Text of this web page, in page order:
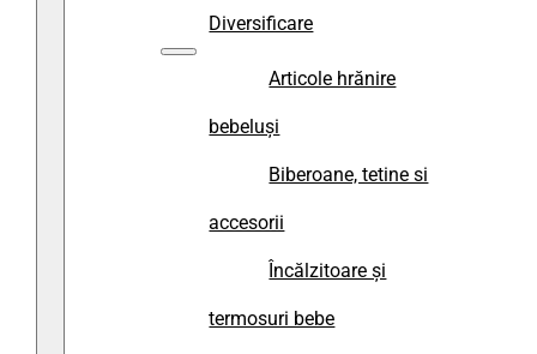
Diversificare
Articole hrănire
bebeluși
Biberoane, tetine si
accesorii
Încălzitoare și
termosuri bebe